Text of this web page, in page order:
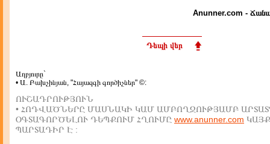
Anunner.com -
Դեպի վեր
Աղբյուրը`
• Ա. Բախչինյան, "Հայազգի գործիչներ" ©:
ՈՒՇԱԴՐՈՒԹՅՈՒՆ
• ՀՈԴՎԱԾՆԵՐԸ ՄԱՍՆԱԿԻ ԿԱՄ ԱՄԲՈՂՋՈՒԹՅԱՄԲ
ՕԳՏԱԳՈՐԾԵԼՈՒ ԴԵՊՔՈՒՄ ՀՂՈՒՄԸ www.anunner.com
ՊԱՐՏԱԴԻՐ Է :